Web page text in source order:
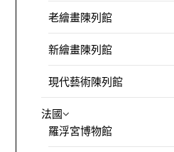
老繪畫陳列館
新繪畫陳列館
現代藝術陳列館
法國
羅浮宮博物館